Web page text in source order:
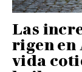
Las
rigen en
vida